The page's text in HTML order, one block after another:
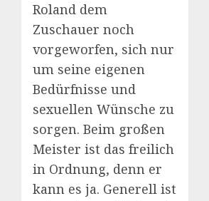
Roland dem
Zuschauer noch
vorgeworfen, sich nur
um seine eigenen
Bedürfnisse und
sexuellen Wünsche zu
sorgen. Beim großen
Meister ist das freilich
in Ordnung, denn er
kann es ja. Generell ist